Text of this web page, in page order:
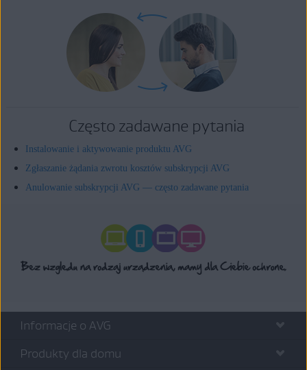
Często zadawane pytania
Instalowanie i aktywowanie produktu AVG
Zgłaszanie żądania zwrotu kosztów subskrypcji AVG
Anulowanie subskrypcji AVG — często zadawane pytania
Informacje o AVG
Produkty dla domu